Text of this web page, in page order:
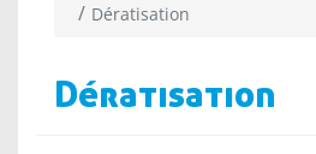
Dératisation
Dératisation